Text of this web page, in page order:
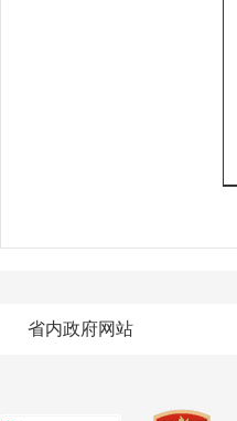
省内政府网站